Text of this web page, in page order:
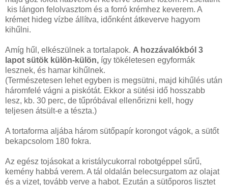
kis lángon felolvasztom és a forró krémhez keverem. A
krémet hideg vízbe állítva, időnként átkeverve hagyom
kihűlni.
Amíg hűl, elkészülnek a tortalapok. A hozzávalókból 3
lapot sütök külön-külön, így tökéletesen egyformák
lesznek, és hamar kihűlnek.
(Természetesen lehet egyben is megsütni, majd kihűlés után
háromfelé vágni a piskótát. Ekkor a sütési idő hosszabb
lesz, kb. 30 perc, de tűpróbával ellenőrizni kell, hogy
teljesen átsült-e a tészta.)
A tortaforma aljába három sütőpapír korongot vágok, a sütőt
bekapcsolom 180 fokra.
Az egész tojásokat a kristálycukorral robotgéppel sűrű,
kemény habbá verem. A tál oldalán belecsurgatom az olajat
és a vizet, tovább verve a habot. Ezután a sütőporos lisztet